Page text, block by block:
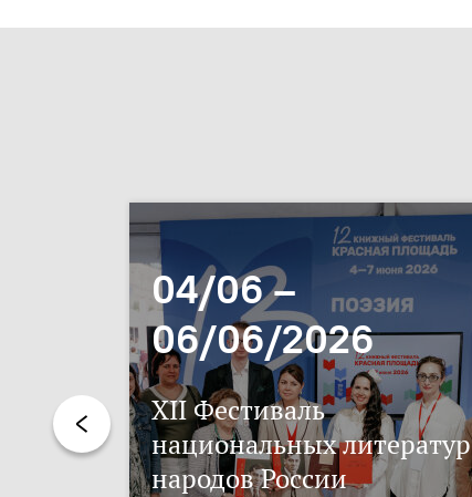
04/06 –
06/06/2026
XII Фестиваль
национальных литератур
народов России